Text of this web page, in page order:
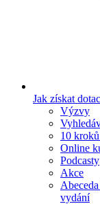
Jak získat
Výzvy
10
Online
Podcasty
Akce
vydání